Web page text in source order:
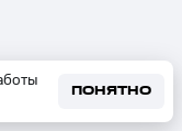
ПОНЯТНО